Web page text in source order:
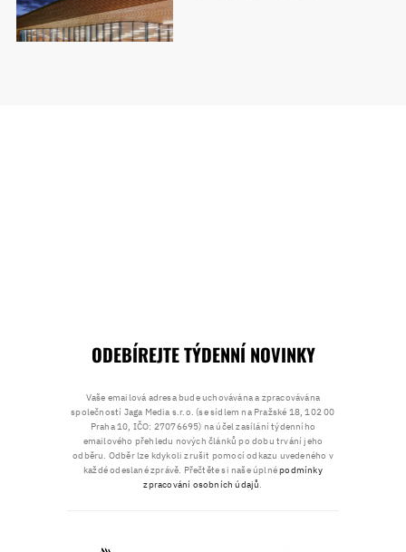
ODEBÍREJTE TÝDENNÍ NOVINKY
Vaše emailová adresa bude uchovávána a zpracovávána
společností Jaga Media s.r.o. (se sídlem na Pražské 18, 102 00
Praha 10, IČO: 27076695) na účel zasílání týdenního
emailového přehledu nových článků po dobu trvání jeho
odběru. Odběr lze kdykoli zrušit pomocí odkazu uvedeného v
každé odeslané zprávě. Přečtěte si naše úplnépodmínky
zpracování osobních údajů.